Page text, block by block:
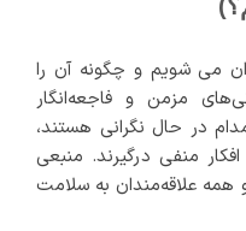
می شویم و چگونه آن را
مزمن و فاجعه‌انگار
در حال نگرانی هستند،
منفی درگیرند. منبعی
همه علاقه‌مندان به سلامت